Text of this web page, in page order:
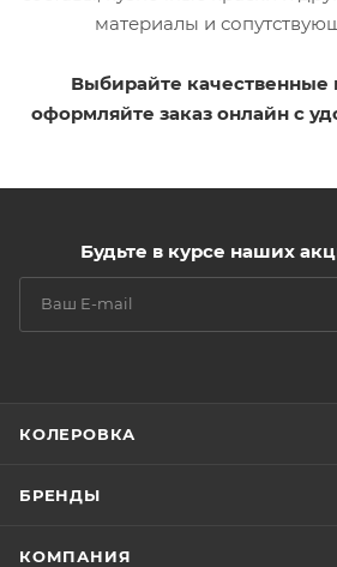
материалы и
Выбирайте
оформляйте заказ онлайн с
Будьте в курсе наших
КОЛЕРОВКА
БРЕНДЫ
КОМПАНИЯ